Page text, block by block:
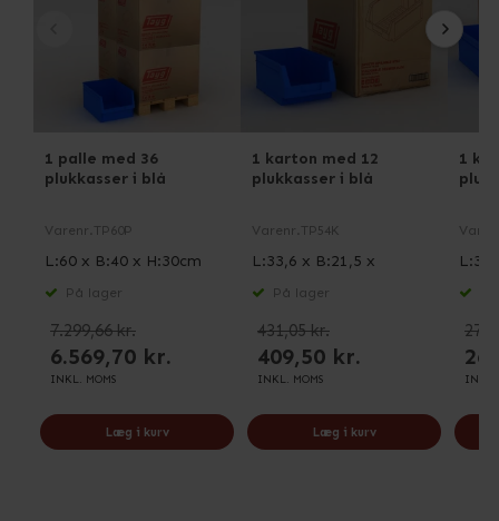
1 palle med 36
plukkasser i blå
Varenr. TP60P
L:60 x B:40 x H:30cm
På lager
7.299,66 kr.
6.569,70 kr.
INKL. MOMS
Læg i kurv
1 karton med 12
plukkasser i blå
Varenr. TP54K
L:33,6 x B:21,5 x
På lager
431,05 kr.
409,50 kr.
INKL. MOMS
Læg i kurv
1
INKL.